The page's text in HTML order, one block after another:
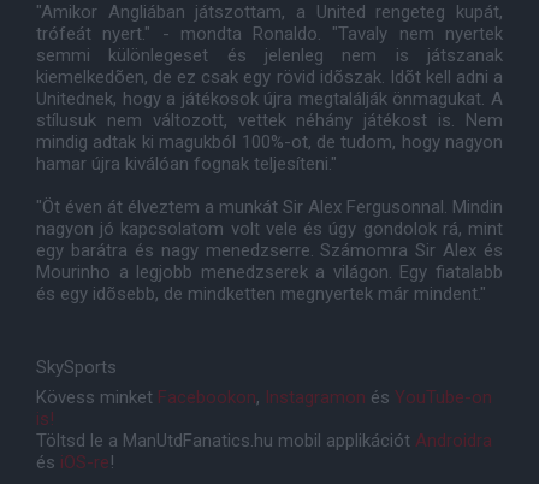
"Amikor Angliában játszottam, a United rengeteg kupát,
trófeát nyert." - mondta Ronaldo. "Tavaly nem nyertek
semmi különlegeset és jelenleg nem is játszanak
kiemelkedõen, de ez csak egy rövid idõszak. Idõt kell adni a
Unitednek, hogy a játékosok újra megtalálják önmagukat. A
stílusuk nem változott, vettek néhány játékost is. Nem
mindig adtak ki magukból 100%-ot, de tudom, hogy nagyon
hamar újra kiválóan fognak teljesíteni."
"Öt éven át élveztem a munkát Sir Alex Fergusonnal. Mindin
nagyon jó kapcsolatom volt vele és úgy gondolok rá, mint
egy barátra és nagy menedzserre. Számomra Sir Alex és
Mourinho a legjobb menedzserek a világon. Egy fiatalabb
és egy idõsebb, de mindketten megnyertek már mindent."
SkySports
Kövess minket Facebookon, Instagramon és YouTube-on
is!
Töltsd le a ManUtdFanatics.hu mobil applikációt Androidra
és iOS-re!